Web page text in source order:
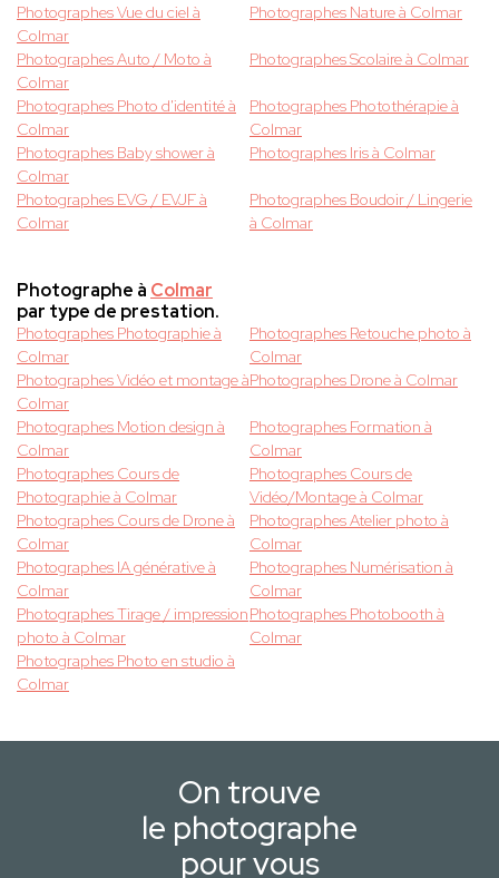
Photographes Vue du ciel à
Colmar
Photographes Nature à Colmar
Photographes Auto / Moto à
Colmar
Photographes Scolaire à Colmar
Photographes Photo d'identité à
Colmar
Photographes Photothérapie à
Colmar
Photographes Baby shower à
Colmar
Photographes Iris à Colmar
Photographes EVG / EVJF à
Colmar
Photographes Boudoir / Lingerie
à Colmar
Photographe à Colmar
par type de prestation.
Photographes Photographie à
Colmar
Photographes Retouche photo à
Colmar
Photographes Vidéo et montage à
Colmar
Photographes Drone à Colmar
Photographes Motion design à
Colmar
Photographes Formation à
Colmar
Photographes Cours de
Photographie à Colmar
Photographes Cours de
Vidéo/Montage à Colmar
Photographes Cours de Drone à
Colmar
Photographes Atelier photo à
Colmar
Photographes IA générative à
Colmar
Photographes Numérisation à
Colmar
Photographes Tirage / impression
photo à Colmar
Photographes Photobooth à
Colmar
Photographes Photo en studio à
Colmar
On trouve
le photographe
pour vous